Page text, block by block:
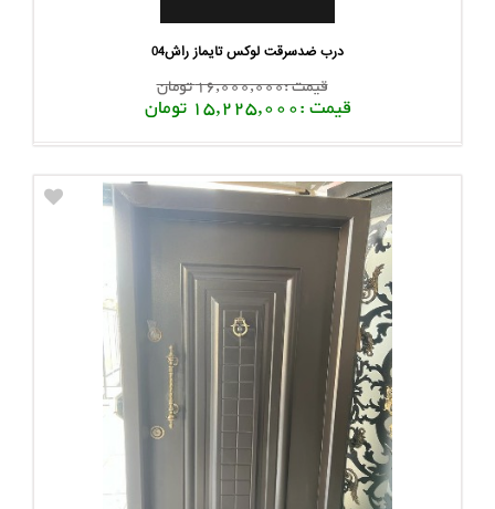
درب ضدسرقت لوکس تایماز راش04
قیمت :16,000,000 تومان
قیمت :15,225,000 تومان